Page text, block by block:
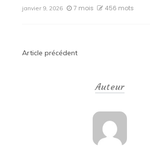
janvier 9, 2026 7 mois 456 mots
Navigation
Article précédent
Auteur